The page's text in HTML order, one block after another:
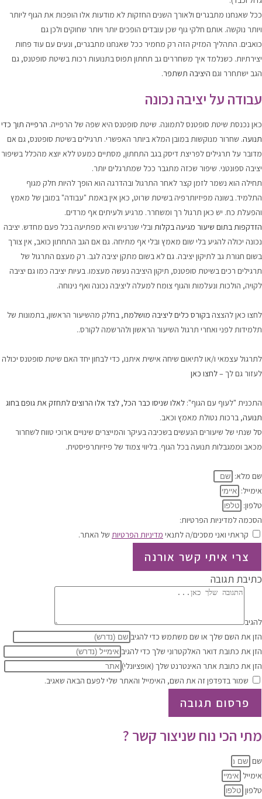
ככל שאנחנו מתבגרים ולאורך השנים החזקות לא מודעות אלו הופכות את הגוף ליותר
ויותר נוקשה. אותם חלקי גוף שכן עובדים הופכים יותר ויותר שחוקים ולכן גם
כואבים. התהליך המזיק הזה רק מחמיר ככל שאנחנו מתבגרים, ונעים עם עוד פחות
יצירתיות. כשנלמד איך משחררים גב תחתון תפוס בתנועות רכות בשיטת סופטנס, גם
הגב ישתחרר וגם היציבה תשתפר.
עבודה על יציבה נכונה
כאן נכנסת שיטת סופטנס לתמונה. שיטת סופטנס היא שפה של הרפייה. הרפייה תוך כדי
תנועה. שחרור מנוקשות במובן המלא ביותר האפשרי. תרגילים בשיטת סופטנס, גם אם
מדובר על תרגילים לפריצת דיסק בגב התחתון, מסתיים כמעט ללא יוצא מהכלל בשיפור
יציבה ספונטני. שיפור שכזה מתגבר ככל שמתרגלים יותר.
תחילה הוא נשמר לזמן קצר לאחר התרגול ובהדרגה הוא הופך להיות חלק מגוף
התלמיד. בשונה מפיזיותרפיה בשיטת שרוט, כאן אין באמת "עבודה" במובן של מאמץ
והפעלת כח. יש כאן תרגול רך ומשחרר. מרגיע ולעיתים אף מרדים.
הזדקפות בתום שיעור מגיעה בקלות ובלי שנרגיש והיא מפתיעה בכל פעם מחדש. יציבה
נכונה יכולה להגיע בלי שום מאמץ ובלי אף מתיחה. גם אם הגב התחתון כואב, אין צורך
בשום חגורת גב לתיקון יציבה. גם לא בשום מתקן יציבה לגב. רק מעצם התרגול של
תרגילים רכים בשיטת סופטנס, תיקון היציבה נעשה מעצמו. בעיות יציבה כמו גם יציבה
לקויה, הולכות ונעלמות והגוף צומח למעלה ליציבה נכונה ואף נינוחה.
לחצו כאן להצצהבקורס כלים ליציבה מושלמת, בחלק מהשיעור הראשון, בתמונות של
תלמידות לפני ואחרי תרגול השיעור הראשון ולהרשמה לקורס..
לתרגול עצמאי ו/או לתיאום שיחה אישית איתנו, כדי לבחון יחד האם שיטת סופטנס יכולה
לעזור גם לך –לחצו כאן
התכנית "לעוף עם הגוף": לאלו שניסו כבר הכל, לצד אלו הרוצים לתחזק את גופם בחוג
תנועה, ברכות נטולת מאמץ וכאב.
סל שנתי של שיעורים הנעשים בשכיבה בעיקר והמייצרים שינויים ארוכי טווח לשחרור
מכאב וממגבלות תנועה בכל הגוף. בליווי צמוד של פיזיותרפיסטית.
שם מלא:
אימייל:
טלפון:
הסכמה למדיניות הפרטיות:
קראתי ואני מסכים/ה לתנאי מדיניות הפרטיות של האתר.
צרי איתי קשר אורנה
כתיבת תגובה
להגיב
הזן את השם שלך או שם משתמש כדי להגיב
הזן את כתובת דואר האלקטרוני שלך כדי להגיב
הזן את כתובת אתר האינטרנט שלך (אופציונלי)
שמור בדפדפן זה את השם, האימייל והאתר שלי לפעם הבאה שאגיב.
מתי הכי נוח שניצור קשר ?
שם
אימייל
טלפון